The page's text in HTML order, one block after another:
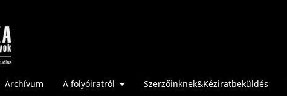
Archívum A folyóiratról Szerzőinknek&Kéziratbeküldés